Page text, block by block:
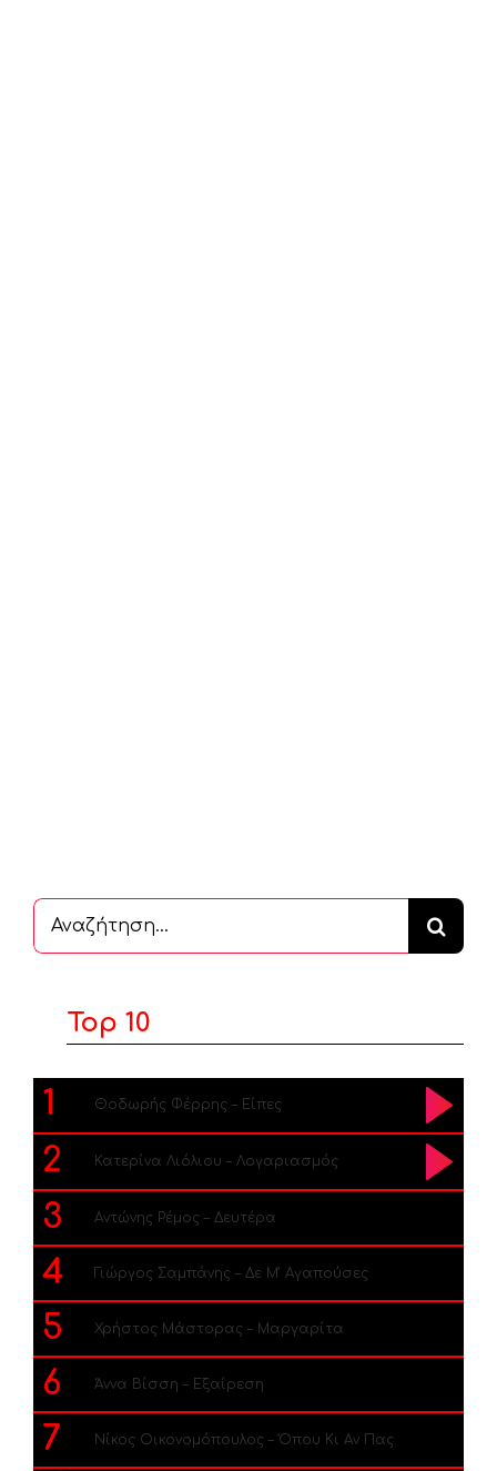
Αναζήτηση
...
Top 10
1 Θοδωρής Φέρρης – Είπες
2 Κατερίνα Λιόλιου – Λογαριασμός
3 Αντώνης Ρέμος – Δευτέρα
4 Γιώργος Σαμπάνης – Δε Μ’ Αγαπούσες
5 Χρήστος Μάστορας – Μαργαρίτα
6 Άννα Βίσση – Εξαίρεση
7 Νίκος Οικονομόπουλος – Όπου Κι Αν Πας